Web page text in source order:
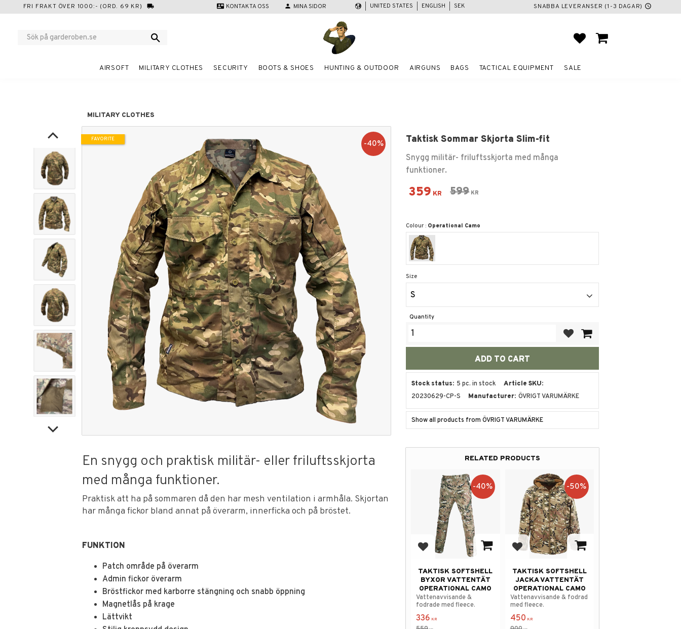
FRI FRAKT ÖVER 1000:- (ORD. 69 KR) local_shipping contact_mail KONTAKTA OSS person MINA SIDOR SNABBA LEVERANSER (1-3 DAGAR) schedule
UNITED STATES ENGLISH SEK
FAVORITES
BASKET
AIRSOFT MILITARY CLOTHES SECURITY BOOTS & SHOES HUNTING & OUTDOOR AIRGUNS BAGS TACTICAL EQUIPMENT SALE
MILITARY CLOTHES
Taktisk Sommar Skjorta Slim-fit
Snygg militär- friluftsskjorta med många
funktioner.
40%
FAVORITE
Reduced price:
359 KR Original price:
599KR
Colour : Operational Camo
Size
S
Quantity
Stock status 5 pc. in stock
Article SKU
20230629-CP-S
Manufacturer ÖVRIGT VARUMÄRKE
Show all products from ÖVRIGT VARUMÄRKE
En snygg och praktisk militär- eller friluftsskjorta
med många funktioner.
Praktisk att ha på sommaren då den har mesh ventilation i armhåla. Skjortan
har många fickor bland annat på överarm, innerficka och på bröstet.
FUNKTION
Patch område på överarm
Admin fickor överarm
Bröstfickor med karborre stängning och snabb öppning
Magnetlås på krage
Lättvikt
RELATED PRODUCTS
Add to favorites
TAKTISK SOFTSHELL
BYXOR VATTENTÄT
OPERATIONAL CAMO
Vattenavvisande &
fodrade med fleece.
336 KR
40%
Add to favorites
TAKTISK SOFTSHELL
JACKA VATTENTÄT
OPERATIONAL CAMO
Vattenavvisande & fodrad
med fleece.
450 KR
50%